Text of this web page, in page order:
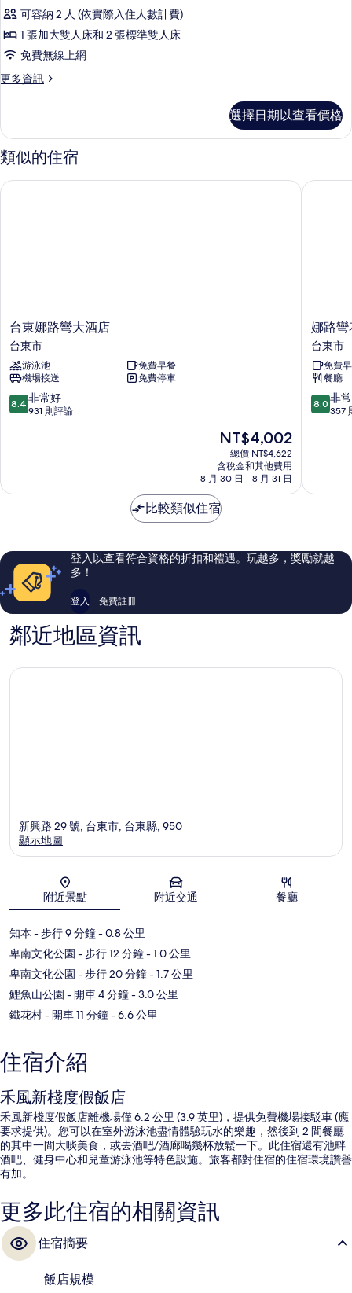
片
情
禾
風
雙
房
大
床)
的
所
可容納 2 人 (依實際入住人數計費)
1 張加大雙人床和 2 張標準雙人床
免費無線上網
更多資訊
更
雙
人
房
(一
大
選擇日期以查看價格
類似的住宿
台
東
娜
路
彎
大
酒
台東娜路彎大酒店
台東市
游泳池
免費早餐
機場接送
免費停車
8.4
分，
常
評
論
8.4 非常好
931 則評論
現
價
格
為
NT$4,002
NT$4,002
總價 NT$4,622
含稅金和其他費用
8 月 30 日 - 8 月 31 日
台東娜路彎大酒店
娜
路
彎
花
園
酒
店
娜路彎
台東市
免費
餐廳
8.0
分，
常
評
論
8.0 非
357
娜路彎
比較類似住宿
登入以查看符合資格的折扣和禮遇。玩越多，獎勵就越
多！
登入 免費註冊
鄰近地區資訊
地圖
新興路 29 號, 台東市, 台東縣, 950
顯示地圖
附近景點 附近交通 餐廳
知本 - 步行 9 分鐘- 0.8 公里
卑南文化公園 - 步行 12 分鐘- 1.0 公里
卑南文化公園 - 步行 20 分鐘- 1.7 公里
鯉魚山公園 - 開車 4 分鐘- 3.0 公里
鐵花村- 開車 11 分鐘- 6.6 公里
住宿介紹
禾風新棧度假飯店
禾風新棧度假飯店離機場僅 6.2 公里 (3.9 英里)，提供免費機場接駁車 (應
要求提供)。您可以在室外游泳池盡情體驗玩水的樂趣，然後到 2 間餐廳
的其中一間大啖美食，或去酒吧/酒廊喝幾杯放鬆一下。此住宿還有池畔
酒吧、健身中心和兒童游泳池等特色設施。旅客都對住宿的住宿環境讚譽
有加。
更多此住宿的相關資訊
住宿摘要
飯店規模